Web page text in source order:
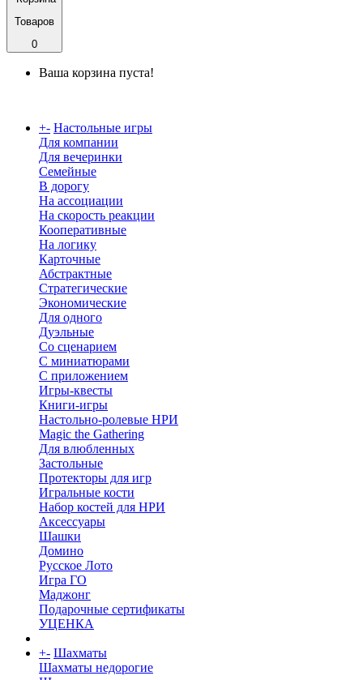
Товаров
0
Ваша корзина пуста!
+- Настольные игры
Для компании
Для вечеринки
Семейные
В дорогу
На ассоциации
На скорость реакции
Кооперативные
На логику
Карточные
Абстрактные
Стратегические
Экономические
Для одного
Дуэльные
Со сценарием
С миниатюрами
С приложением
Игры-квесты
Книги-игры
Настольно-ролевые НРИ
Magic the Gathering
Для влюбленных
Застольные
Протекторы для игр
Игральные кости
Набор костей для НРИ
Аксессуары
Шашки
Домино
Русское Лото
Игра ГО
Маджонг
Подарочные сертификаты
УЦЕНКА
+- Шахматы
Шахматы недорогие